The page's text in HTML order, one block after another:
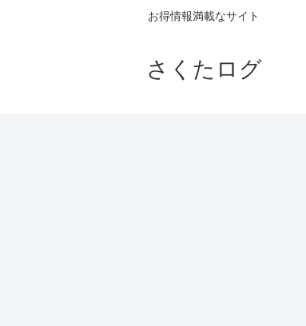
お得情報満載なサイト
さくたログ